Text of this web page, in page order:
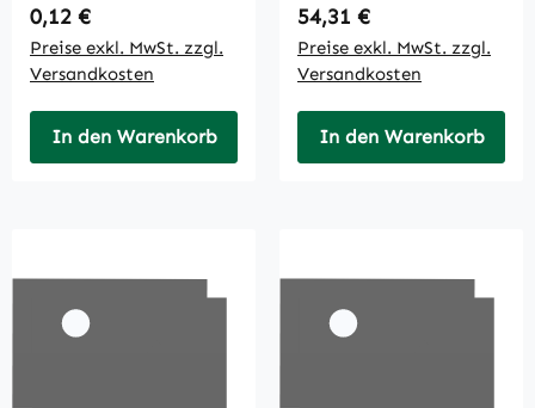
Regulärer Preis:
0,12 €
Preise exkl. MwSt. zzgl.
Versandkosten
In den Warenkorb
Regulärer Preis:
54,31 €
Preise exkl. MwSt. zzgl.
Versandkosten
In den Warenkorb